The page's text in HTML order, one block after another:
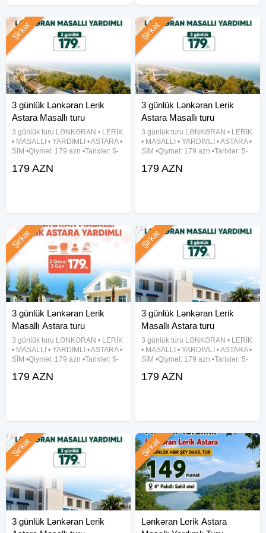
3 günlük Lənkəran Lerik
Astara Masallı turu
3 günlük turu LƏNKƏRAN • LERİK
• MASALLI • YARDIMLI • ASTARA •
SİM •Qiymət: 179 azn •Tarixlər: 5-
Avqust ✓Tura daxildir: - Vıp
Şirkət
179 AZN
3 günlük Lənkəran Lerik
Astara Masallı turu
3 günlük turu LƏNKƏRAN • LERİK
• MASALLI • YARDIMLI • ASTARA •
SİM •Qiymət: 179 azn •Tarixlər: 5-
Avqust ✓Tura daxildir: - Vıp
Şirkət
179 AZN
3 günlük Lənkəran Lerik
Masallı Astara turu
3 günlük turu LƏNKƏRAN • LERİK
• MASALLI • YARDIMLI • ASTARA •
SİM •Qiymət: 179 azn •Tarixlər: 5-
Avqust ✓Tura daxildir: - Vıp
Şirkət
179 AZN
3 günlük Lənkəran Lerik
Masallı Astara turu
3 günlük turu LƏNKƏRAN • LERİK
• MASALLI • YARDIMLI • ASTARA •
SİM •Qiymət: 179 azn •Tarixlər: 5-
Avqust ✓Tura daxildir: - Vıp
Şirkət
179 AZN
3 günlük Lənkəran Lerik
Şirkət
Lənkəran Lerik Astara
Şirkət